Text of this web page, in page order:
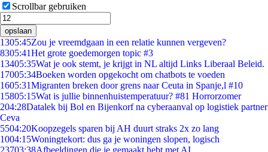
Scrollbar gebruiken
opslaan
1305:45Zou je vreemdgaan in een relatie kunnen vergeven?
8305:41Het grote goedemorgen topic #3
13405:35Wat je ook stemt, je krijgt in NL altijd Links Liberaal Beleid.
17005:34Boeken worden opgekocht om chatbots te voeden
1605:31Migranten breken door grens naar Ceuta in Spanje,l #10
15805:15Wat is jullie binnenhuistemperatuur? #81 Horrorzomer
204:28Datalek bij Bol en Bijenkorf na cyberaanval op logistiek partner
Ceva
5504:20Koopzegels sparen bij AH duurt straks 2x zo lang
1004:15Woningtekort: dus ga je woningen slopen, logisch
23703:38Afbeeldingen die je gemaakt hebt met AI